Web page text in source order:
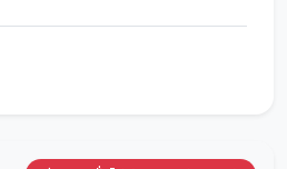
𝟬𝟮-𝟲𝟮𝟵-𝟰𝟬𝟬𝟬𝒍𝒊𝒏𝒆 :